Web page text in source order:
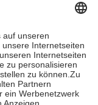
in Höhe von zehn
als die tatsächlichen
Apotheken.
beträgt die
Euro je